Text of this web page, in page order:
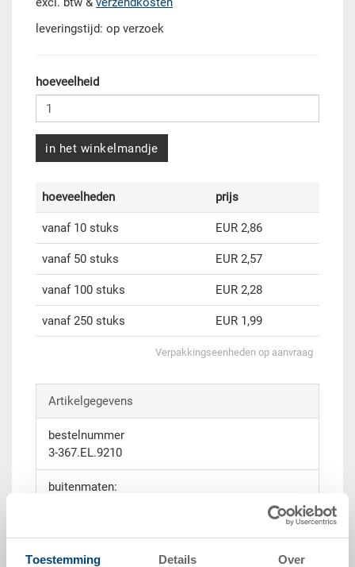
Toestemming Details Over
leveringstijd: op verzoek
hoeveelheid
in het winkelmandje
hoeveelheden prijs
vanaf 10 stuks EUR 2,86
vanaf 50 stuks EUR 2,57
vanaf 100 stuks EUR 2,28
vanaf 250 stuks EUR 1,99
Verpakkingseenheden op aanvraag
Artikelgegevens
bestelnummer
3-367.EL.9210
buitenmaten:
grootte:
6